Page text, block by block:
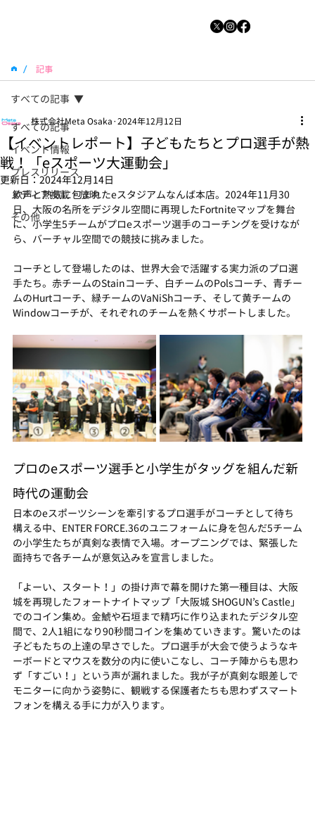
/ 記事
すべての記事
イベント情報
プレスリリース
メディア掲載・放映
その他
すべての記事
【イベントレポート】子どもたちとプロ選手が熱
戦！「eスポーツ大運動会」
株式会社Meta Osaka 2024年12月12日
更新日：2024年12月14日
歓声と熱気に包まれたeスタジアムなんば本店。2024年11月30
日、大阪の名所をデジタル空間に再現したFortniteマップを舞台
に、小学生5チームがプロeスポーツ選手のコーチングを受けなが
ら、バーチャル空間での競技に挑みました。
コーチとして登場したのは、世界大会で活躍する実力派のプロ選
手たち。赤チームのStainコーチ、白チームのPolsコーチ、青チー
ムのHurtコーチ、緑チームのVaNiShコーチ、そして黄チームの
Windowコーチが、それぞれのチームを熱くサポートしました。
プロのeスポーツ選手と小学生がタッグを組んだ新
時代の運動会
日本のeスポーツシーンを牽引するプロ選手がコーチとして待ち
構える中、ENTER FORCE.36のユニフォームに身を包んだ5チーム
の小学生たちが真剣な表情で入場。オープニングでは、緊張した
面持ちで各チームが意気込みを宣言しました。
「よーい、スタート！」の掛け声で幕を開けた第一種目は、大阪
城を再現したフォートナイトマップ「大阪城 SHOGUN’s Castle」
でのコイン集め。金鯱や石垣まで精巧に作り込まれたデジタル空
間で、2人1組になり90秒間コインを集めていきます。驚いたのは
子どもたちの上達の早さでした。プロ選手が大会で使うようなキ
ーボードとマウスを数分の内に使いこなし、コーチ陣からも思わ
ず「すごい！」という声が漏れました。我が子が真剣な眼差しで
モニターに向かう姿勢に、観戦する保護者たちも思わずスマート
フォンを構える手に力が入ります。